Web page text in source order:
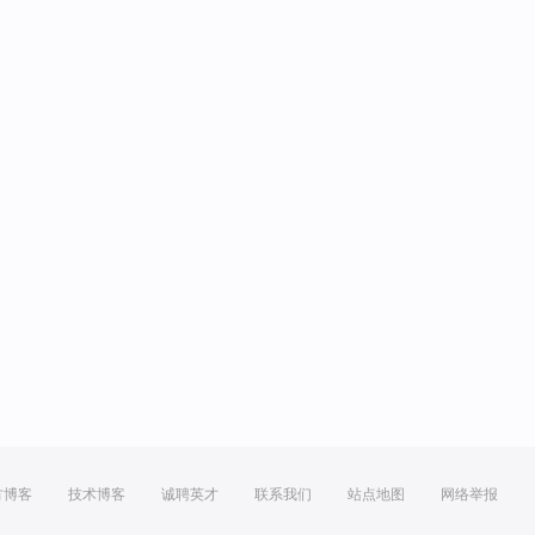
博客 技术博客 诚聘英才 联系我们 站点地图 网络举报